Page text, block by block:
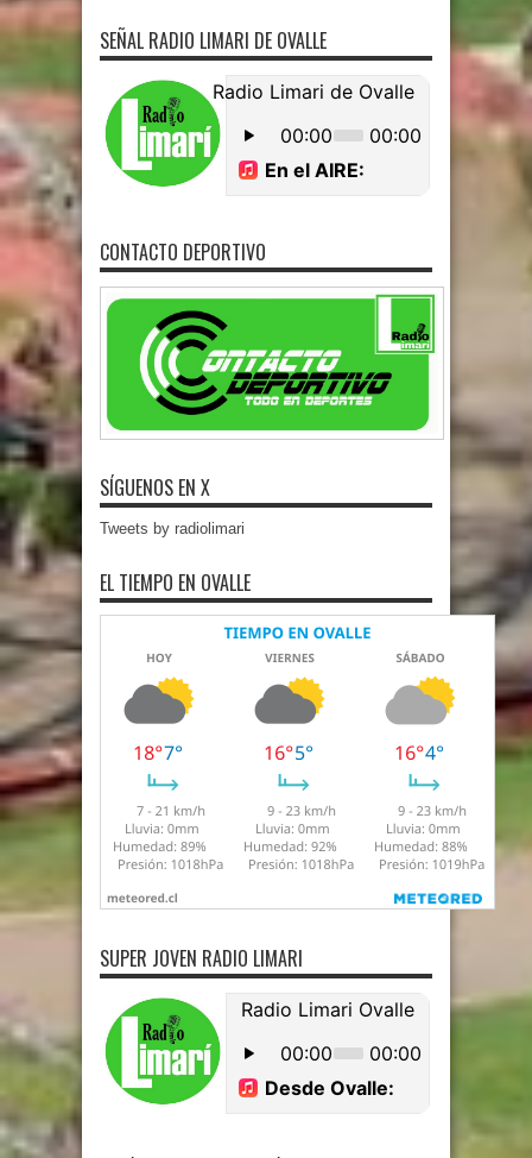
SEÑAL RADIO LIMARI DE OVALLE
CONTACTO DEPORTIVO
SÍGUENOS EN X
Tweets by radiolimari
EL TIEMPO EN OVALLE
SUPER JOVEN RADIO LIMARI